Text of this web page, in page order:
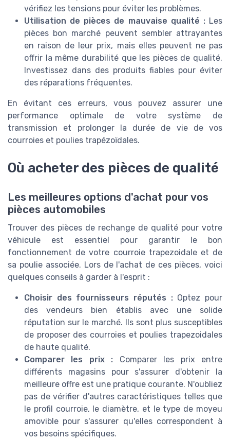
vérifiez les tensions pour éviter les problèmes.
Utilisation de pièces de mauvaise qualité :Les
pièces bon marché peuvent sembler attrayantes
en raison de leur prix, mais elles peuvent ne pas
offrir la même durabilité que les pièces de qualité.
Investissez dans des produits fiables pour éviter
des réparations fréquentes.
En évitant ces erreurs, vous pouvez assurer une
performance optimale de votre système de
transmission et prolonger la durée de vie de vos
courroies et poulies trapézoïdales.
Où acheter des pièces de qualité
Les meilleures options d'achat pour vos
pièces automobiles
Trouver des pièces de rechange de qualité pour votre
véhicule est essentiel pour garantir le bon
fonctionnement de votre courroie trapezoidale et de
sa poulie associée. Lors de l'achat de ces pièces, voici
quelques conseils à garder à l'esprit :
Choisir des fournisseurs réputés :Optez pour
des vendeurs bien établis avec une solide
réputation sur le marché. Ils sont plus susceptibles
de proposer des courroies et poulies trapezoidales
de haute qualité.
Comparer les prix : Comparer les prix entre
différents magasins pour s'assurer d'obtenir la
meilleure offre est une pratique courante. N'oubliez
pas de vérifier d'autres caractéristiques telles que
le profil courroie, le diamètre, et le type de moyeu
amovible pour s'assurer qu'elles correspondent à
vos besoins spécifiques.